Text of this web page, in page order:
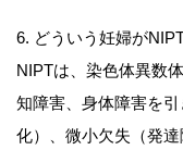
6. どういう妊婦が
NIPTは、染色体異数
知障害、身体障害を
化）、微小欠失（発